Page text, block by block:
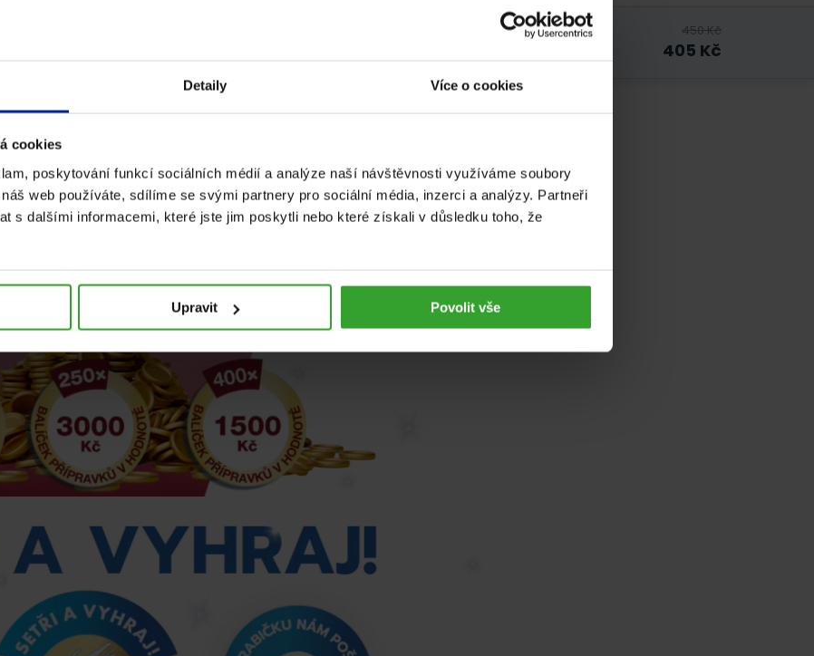
Detaily Více o cookies
cookies
poskytování funkcí sociálních médií a analýze naší návštěvnosti využíváme soubory
web používáte, sdílíme se svými partnery pro sociální média, inzerci a analýzy. Partneři
s dalšími informacemi, které jste jim poskytli nebo které získali v důsledku toho, že
Upravit Povolit vše
450Kč
405 Kč